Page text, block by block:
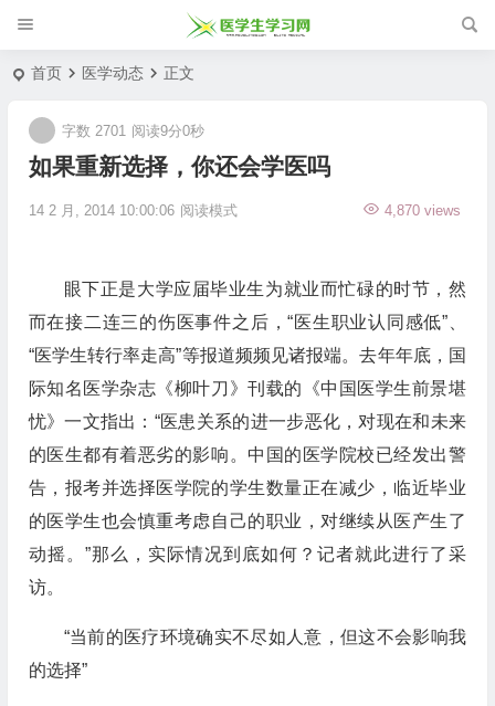
首页 医学动态 正文
如果重新选择，你还会学医吗
14 2 月, 2014 10:00:06 4,870 views
字数 2701 阅读9分0秒
阅读模式
眼下正是大学应届毕业生为就业而忙碌的时节，然
而在接二连三的伤医事件之后，“医生职业认同感低”、
“医学生转行率走高”等报道频频见诸报端。去年年底，国
际知名医学杂志《柳叶刀》刊载的《中国医学生前景堪
忧》一文指出：“医患关系的进一步恶化，对现在和未来
的医生都有着恶劣的影响。中国的医学院校已经发出警
告，报考并选择医学院的学生数量正在减少，临近毕业
的医学生也会慎重考虑自己的职业，对继续从医产生了
动摇。”那么，实际情况到底如何？记者就此进行了采
访。
“当前的医疗环境确实不尽如人意，但这不会影响我
的选择”